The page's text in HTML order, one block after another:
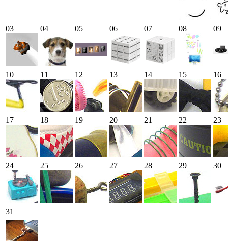
03 04 05 06 07 08 09
10 11 12 13 14 15 16
17 18 19 20 21 22 23
24 25 26 27 28 29 30
31